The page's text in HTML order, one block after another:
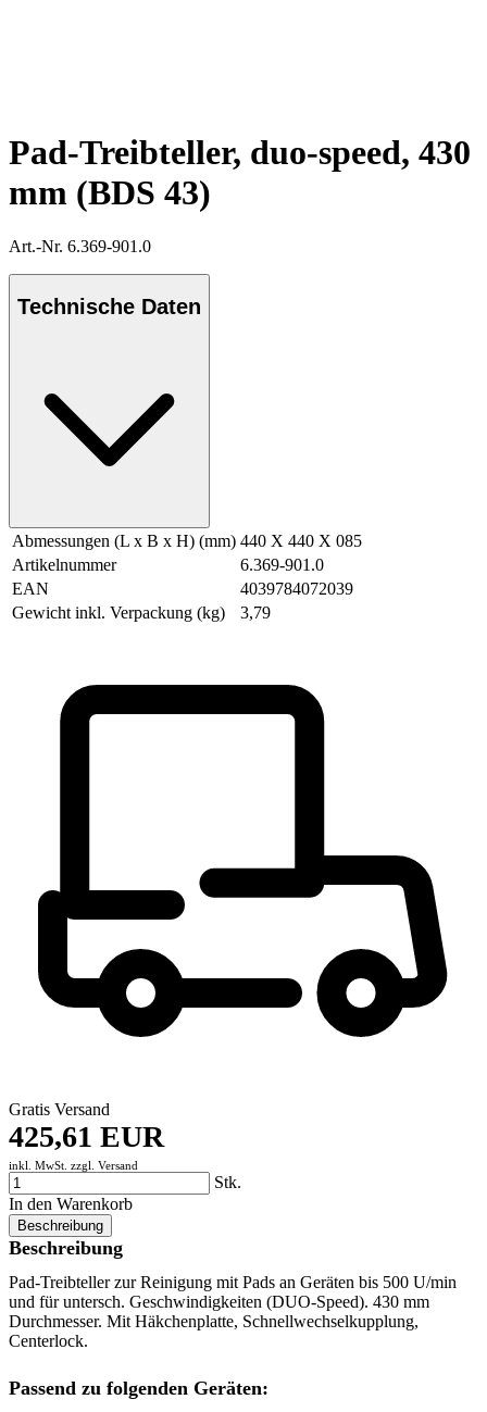
Pad-Treibteller, duo-speed, 430
mm (BDS 43)
Art.-Nr. 6.369-901.0
Technische Daten
Abmessungen (L x B x H) (mm) 440 X 440 X 085
Artikelnummer
6.369-901.0
EAN
4039784072039
Gewicht inkl. Verpackung (kg)
3,79
Gratis Versand
425,61 EUR
inkl. MwSt. zzgl. Versand
Stk.
In den Warenkorb
Beschreibung
Beschreibung
Pad-Treibteller zur Reinigung mit Pads an Geräten bis 500 U/min
und für untersch. Geschwindigkeiten (DUO-Speed). 430 mm
Durchmesser. Mit Häkchenplatte, Schnellwechselkupplung,
Centerlock.
Passend zu folgenden Geräten: